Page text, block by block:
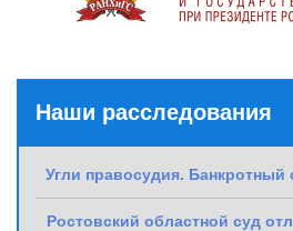
Наши расследования
Угли правосудия. Банкротный
Ростовский областной суд